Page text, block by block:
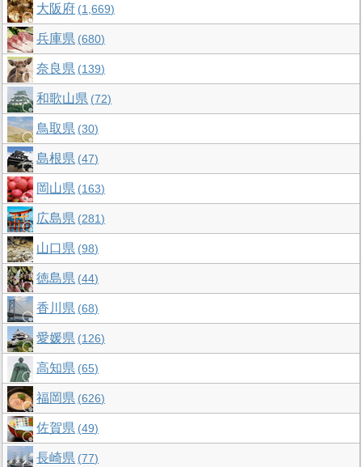
大阪府 1,669
兵庫県 680
奈良県 139
和歌山県 72
鳥取県 30
島根県 47
岡山県 163
広島県 281
山口県 98
徳島県 44
香川県 68
愛媛県 126
高知県 65
福岡県 626
佐賀県 49
長崎県 77